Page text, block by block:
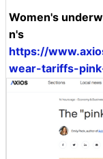
Women's
n's
https://
wear-tariffs-